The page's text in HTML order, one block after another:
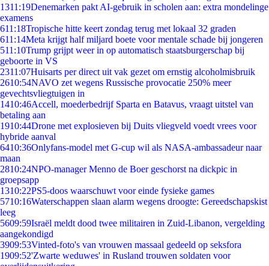
1311:19Denemarken pakt AI-gebruik in scholen aan: extra mondelinge
examens
611:18Tropische hitte keert zondag terug met lokaal 32 graden
611:14Meta krijgt half miljard boete voor mentale schade bij jongeren
511:10Trump grijpt weer in op automatisch staatsburgerschap bij
geboorte in VS
2311:07Huisarts per direct uit vak gezet om ernstig alcoholmisbruik
2610:54NAVO zet wegens Russische provocatie 250% meer
gevechtsvliegtuigen in
1410:46Accell, moederbedrijf Sparta en Batavus, vraagt uitstel van
betaling aan
1910:44Drone met explosieven bij Duits vliegveld voedt vrees voor
hybride aanval
6410:36Onlyfans-model met G-cup wil als NASA-ambassadeur naar
maan
2810:24NPO-manager Menno de Boer geschorst na dickpic in
groepsapp
1310:22PS5-doos waarschuwt voor einde fysieke games
5710:16Waterschappen slaan alarm wegens droogte: Gereedschapskist
leeg
5609:59Israël meldt dood twee militairen in Zuid-Libanon, vergelding
aangekondigd
3909:53Vinted-foto's van vrouwen massaal gedeeld op seksfora
1909:52'Zwarte weduwes' in Rusland trouwen soldaten voor